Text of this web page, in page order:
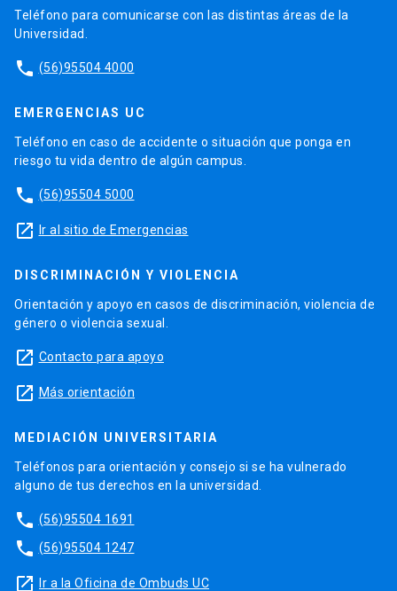
Teléfono para comunicarse con las distintas áreas de la
Universidad.
phone (56)95504 4000
EMERGENCIAS UC
Teléfono en caso de accidente o situación que ponga en
riesgo tu vida dentro de algún campus.
phone (56)95504 5000
launch Ir al sitio de Emergencias
DISCRIMINACIÓN Y VIOLENCIA
Orientación y apoyo en casos de discriminación, violencia de
género o violencia sexual.
launch Contacto para apoyo
launch Más orientación
MEDIACIÓN UNIVERSITARIA
Teléfonos para orientación y consejo si se ha vulnerado
alguno de tus derechos en la universidad.
phone (56)95504 1691
phone (56)95504 1247
launch Ir a la Oficina de Ombuds UC